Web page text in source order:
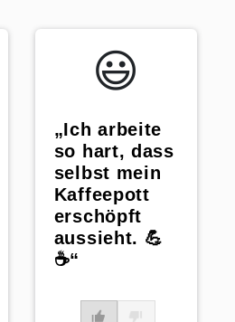
😃️
„Ich arbeite
so hart, dass
selbst mein
Kaffeepott
erschöpft
aussieht. 💪
☕️“